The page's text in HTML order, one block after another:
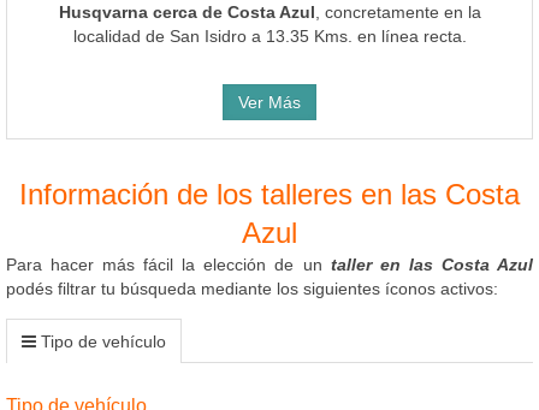
Husqvarna cerca de Costa Azul , concretamente en la
localidad de San Isidro a 13.35 Kms. en línea recta.
Ver Más
Información de los talleres en las Costa
Azul
Para hacer más fácil la elección de un taller en las Costa Azul
podés filtrar tu búsqueda mediante los siguientes íconos activos:
Tipo de vehículo
Tipo de vehículo